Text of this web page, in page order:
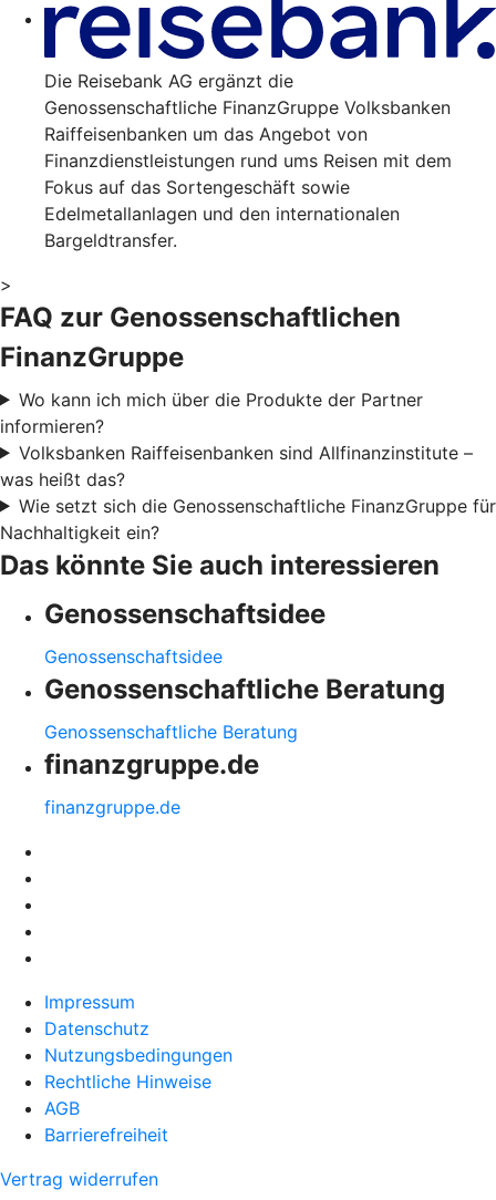
Die Reisebank AG ergänzt die
Genossenschaftliche FinanzGruppe Volksbanken
Raiffeisenbanken um das Angebot von
Finanzdienstleistungen rund ums Reisen mit dem
Fokus auf das Sortengeschäft sowie
Edelmetallanlagen und den internationalen
Bargeldtransfer.
>
FAQ zur Genossenschaftlichen
FinanzGruppe
Wo kann ich mich über die Produkte der Partner
informieren?
Volksbanken Raiffeisenbanken sind Allfinanzinstitute –
was heißt das?
Wie setzt sich die Genossenschaftliche FinanzGruppe für
Nachhaltigkeit ein?
Das könnte Sie auch interessieren
Genossenschaftsidee
Genossenschaftsidee
Genossenschaftliche Beratung
Genossenschaftliche Beratung
finanzgruppe.de
finanzgruppe.de
Impressum
Datenschutz
Nutzungsbedingungen
Rechtliche Hinweise
AGB
Barrierefreiheit
Vertrag widerrufen